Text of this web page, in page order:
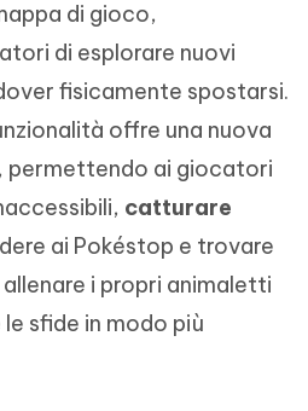
di gioco,
di esplorare nuovi
fisicamente spostarsi.
offre una nuova
permettendo ai giocatori
catturare
ai Pokéstop e trovare
i propri animaletti
sfide in modo più